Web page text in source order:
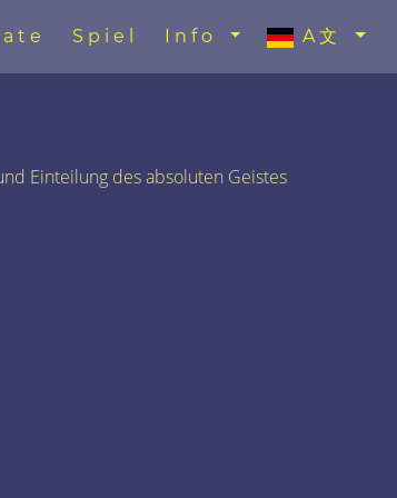
Spiel Info A文
Einteilung des absoluten Geistes